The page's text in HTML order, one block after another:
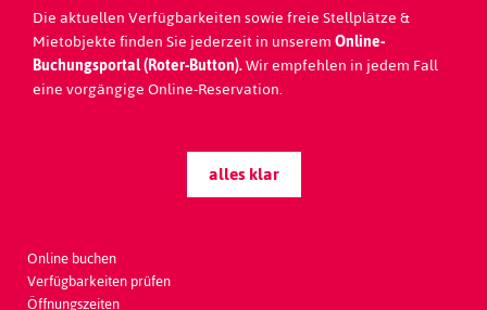
Die aktuellen Verfügbarkeiten sowie freie Stellplätze &
Mietobjekte finden Sie jederzeit in unseremOnline-
Buchungsportal (Roter-Button).Wir empfehlen in jedem Fall
eine vorgängige Online-Reservation.
alles klar
Seefeld Park Sarnen
Seestrasse 20
Online buchen
Verfügbarkeiten prüfen
Öffnungszeiten